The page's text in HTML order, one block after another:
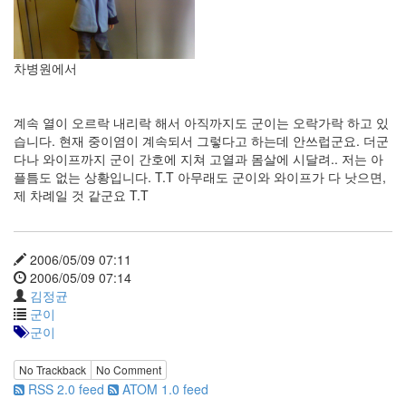
차병원에서
계속 열이 오르락 내리락 해서 아직까지도 군이는 오락가락 하고 있
습니다. 현재 중이염이 계속되서 그렇다고 하는데 안쓰럽군요. 더군
다나 와이프까지 군이 간호에 지쳐 고열과 몸살에 시달려.. 저는 아
플틈도 없는 상황입니다. T.T 아무래도 군이와 와이프가 다 낫으면,
제 차례일 것 같군요 T.T
2006/05/09 07:11
2006/05/09 07:14
김정균
군이
군이
No Trackback No Comment
RSS 2.0 feed ATOM 1.0 feed
Trick
18
security
3
Scuba
0
제
품
리
뷰
5
Recent
Posts
Daweikala
AA
1.5V
Li-
ion
3800...